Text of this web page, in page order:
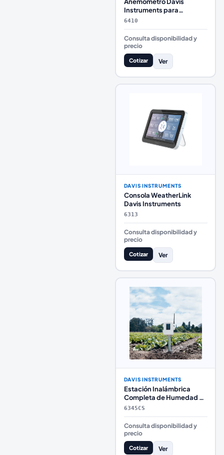
Instruments para
Estaciones Vantage Pro2 y
6410
Consulta disponibilidad y
precio
Cotizar Ver
DAVIS INSTRUMENTS
Consola WeatherLink
Davis Instruments
6313
Consulta disponibilidad y
precio
Cotizar Ver
DAVIS INSTRUMENTS
Estación Inalámbrica
Completa de Humedad y
Temperatura del Suelo
6345CS
Consulta disponibilidad y
precio
Cotizar Ver